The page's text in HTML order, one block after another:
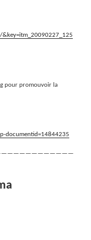
&key=itm_20090227_125
pour promouvoir la
documentid=14844235